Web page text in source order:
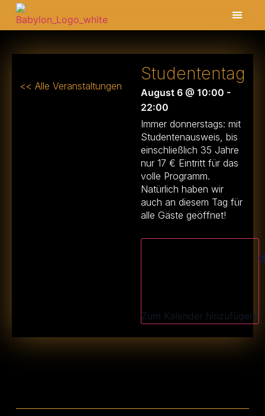
<< Alle Veranstaltungen
Studententag
August 6 @ 10:00 -
22:00
Immer donnerstags: mit
Studentenausweis, bis
einschließlich 35 Jahre
nur 17 € Eintritt für das
volle Programm.
Natürlich haben wir
auch an diesem Tag für
alle Gäste geöffnet!
Zum Kalender hinzufügen